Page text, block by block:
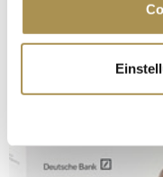
Trigger Symbol
Informationen
erfassen, welche
bestimmten